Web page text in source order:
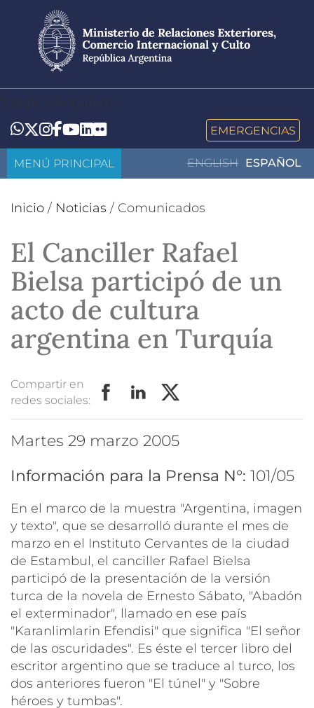
contenido
principal
Toggle navigation
Whatsapp
Twitter
Instagram
Facebook
YouTube
LinkedIn
Flickr EMERGENCIAS
ENGLISH ESPAÑOL
MENÚ PRINCIPAL
Inicio / Noticias / Comunicados
El Canciller Rafael
Bielsa participó de un
acto de cultura
argentina en Turquía
Compartir en
redes sociales:
martes 29 marzo 2005
Información para la Prensa N°: 101/05
En el marco de la muestra "Argentina, imagen
y texto", que se desarrolló durante el mes de
marzo en el Instituto Cervantes de la ciudad
de Estambul, el canciller Rafael Bielsa
participó de la presentación de la versión
turca de la novela de Ernesto Sábato, "Abadón
el exterminador", llamado en ese país
"Karanlimlarin Efendisi" que significa "El señor
de las oscuridades". Es éste el tercer libro del
escritor argentino que se traduce al turco, los
dos anteriores fueron "El túnel" y "Sobre
héroes y tumbas".